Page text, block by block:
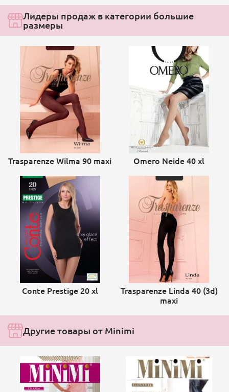
Лидеры продаж в категории большие
размеры
Trasparenze Wilma 90 maxi Omero Neide 40 xl
Conte Prestige 20 xl
Trasparenze Linda 40 (3d)
maxi
Другие товары от Minimi